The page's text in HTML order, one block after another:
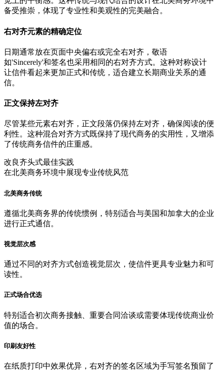
备受推崇，体现了专业性和美观性的完美融合。
右对齐元素的精确定位
日期通常放在页面中央偏右或完全右对齐，敬语
如'Sincerely'和签名也采用相同的右对齐方式。这种对称设计
让信件看起来更加正式和传统，适合建立长期商业关系的通
信。
正文保持左对齐
尽管某些元素右对齐，正文段落仍保持左对齐，确保阅读的便
利性。这种混合对齐方式既保持了现代商务的实用性，又增添
了传统商务信件的庄重感。
改良齐头式最佳实践
在北美商务环境中展现专业传统风范
北美商务传统
遵循北美商务界的传统惯例，特别适合与美国和加拿大的企业
进行正式通信。
视觉层次感
通过不同的对齐方式创造视觉层次，使信件更具专业魅力和可
读性。
正式场合优选
特别适合初次商务接触、重要合同洽谈或需要体现传统商业价
值的场合。
印刷友好性
在纸质打印中效果优异，右对齐的签名区域为手写签名预留了